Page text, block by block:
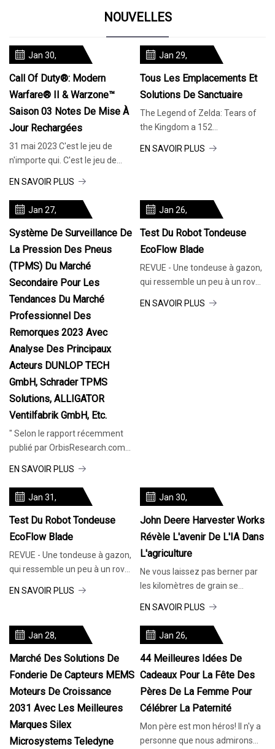
NOUVELLES
Jan 30,
Call Of Duty®: Modern
Warfare® II & Warzone™
Saison 03 Notes De Mise À
Jour Rechargées
31 mai 2023 C'est le jeu de
n'importe qui. C'est le jeu de
EN SAVOIR PLUS
Jan 29,
Tous Les Emplacements Et
Solutions De Sanctuaire
The Legend of Zelda: Tears of
the Kingdom a 152
EN SAVOIR PLUS
Jan 27,
Système De Surveillance De
La Pression Des Pneus
(TPMS) Du Marché
Secondaire Pour Les
Tendances Du Marché
Professionnel Des
Remorques 2023 Avec
Analyse Des Principaux
Acteurs DUNLOP TECH
GmbH, Schrader TPMS
Solutions, ALLIGATOR
Ventilfabrik GmbH, Etc.
" Selon le rapport récemment
publié par OrbisResearch.com
EN SAVOIR PLUS
Jan 26,
Test Du Robot Tondeuse
EcoFlow Blade
REVUE - Une tondeuse à gazon,
qui ressemble un peu à un rover
EN SAVOIR PLUS
Jan 31,
Test Du Robot Tondeuse
EcoFlow Blade
REVUE - Une tondeuse à gazon,
qui ressemble un peu à un rover
EN SAVOIR PLUS
Jan 30,
John Deere Harvester Works
Révèle L'avenir De L'IA Dans
L'agriculture
Ne vous laissez pas berner par
les kilomètres de grain se
EN SAVOIR PLUS
Jan 28,
Marché Des Solutions De
Fonderie De Capteurs MEMS
Moteurs De Croissance
2031 Avec Les Meilleures
Marques Silex
Microsystems Teledyne
Jan 26,
44 Meilleures Idées De
Cadeaux Pour La Fête Des
Pères De La Femme Pour
Célébrer La Paternité
Mon père est mon héros! Il n'y a
personne que nous admirons